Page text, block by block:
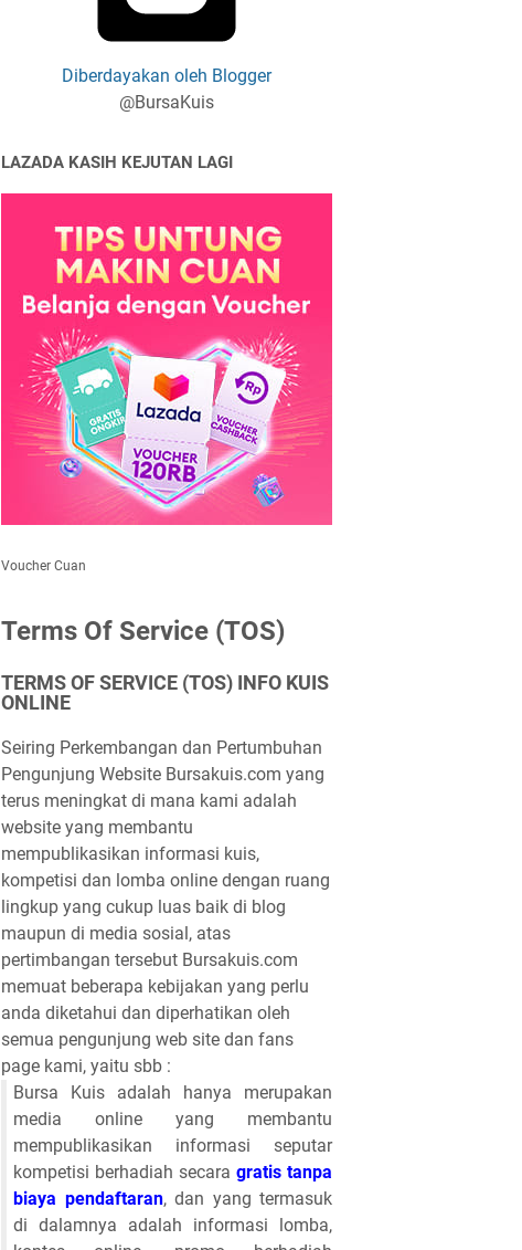
Diberdayakan oleh Blogger
@BursaKuis
LAZADA KASIH KEJUTAN LAGI
Voucher Cuan
Terms Of Service (TOS)
TERMS OF SERVICE (TOS) INFO KUIS
ONLINE
Seiring Perkembangan dan Pertumbuhan
Pengunjung Website Bursakuis.com yang
terus meningkat di mana kami adalah
website yang membantu
mempublikasikan informasi kuis,
kompetisi dan lomba online dengan ruang
lingkup yang cukup luas baik di blog
maupun di media sosial, atas
pertimbangan tersebut Bursakuis.com
memuat beberapa kebijakan yang perlu
anda diketahui dan diperhatikan oleh
semua pengunjung web site dan fans
page kami, yaitu sbb :
Bursa Kuis adalah hanya merupakan
media online yang membantu
mempublikasikan informasi seputar
kompetisi berhadiah secara gratis tanpa
biaya pendaftaran, dan yang termasuk
di dalamnya adalah informasi lomba,